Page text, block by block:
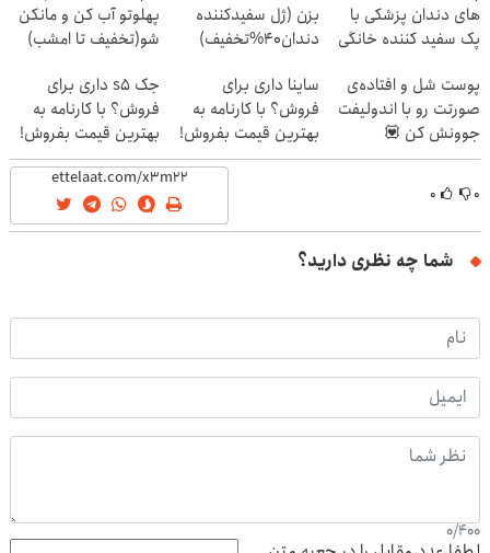
های دندان پزشکی با
پک سفید کننده خانگی
بزن (ژل سفیدکننده
دندان40%تخفیف)
پهلوتو آب کن و مانکن
شو(تخفیف تا امشب)
پوست شل و افتاده‌ی
صورتت رو با اندولیفت
جوونش کن 💟
ساینا داری برای
فروش؟ با کارنامه به
بهترین قیمت بفروش!
جک s5 داری برای
فروش؟ با کارنامه به
بهترین قیمت بفروش!
۰ ۰
شما چه نظری دارید؟
0/400